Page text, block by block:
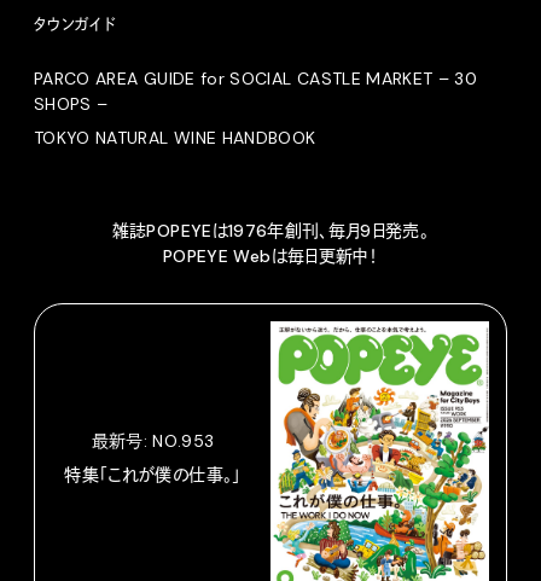
タウンガイド
PARCO AREA GUIDE for SOCIAL CASTLE MARKET – 30
SHOPS –
TOKYO NATURAL WINE HANDBOOK
雑誌POPEYEは1976年創刊、毎月9日発売。
POPEYE Webは毎日更新中！
最新号: NO.953
特集「これが僕の仕事。」